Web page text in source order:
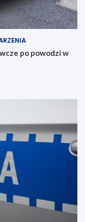
po powodzi w